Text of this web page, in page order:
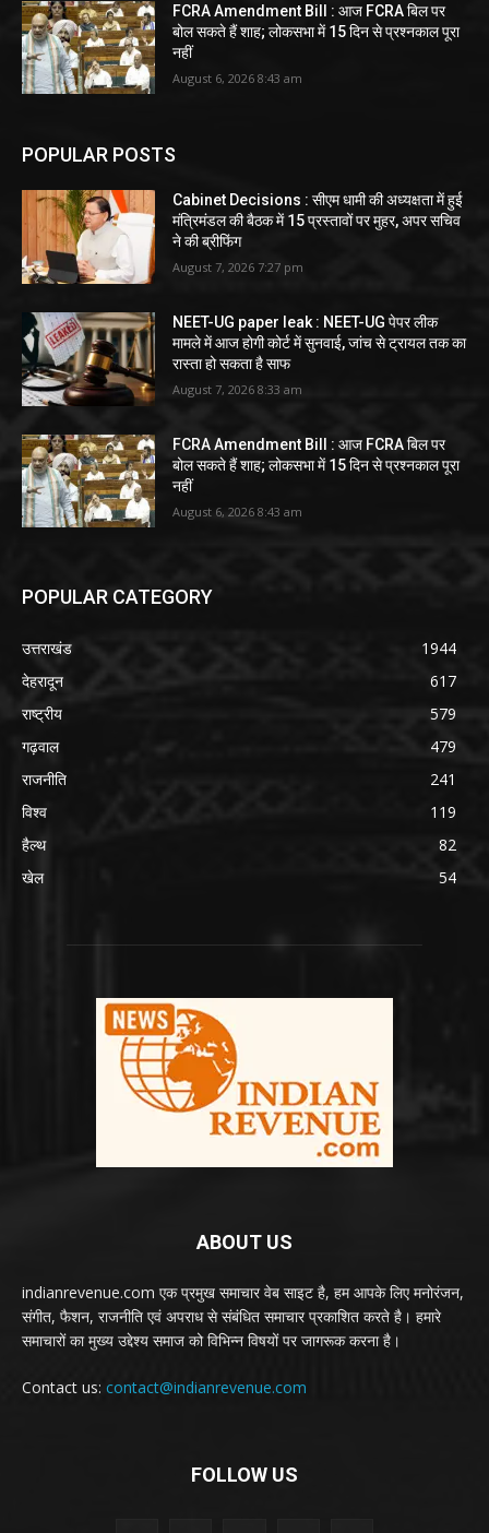
FCRA Amendment Bill : आज FCRA बिल पर
बोल सकते हैं शाह; लोकसभा में 15 दिन से प्रश्नकाल पूरा
नहीं
August 6, 2026 8:43 am
POPULAR POSTS
Cabinet Decisions : सीएम धामी की अध्यक्षता में हुई
मंत्रिमंडल की बैठक में 15 प्रस्तावों पर मुहर, अपर सचिव
ने की ब्रीफिंग
August 7, 2026 7:27 pm
NEET-UG paper leak : NEET-UG पेपर लीक
मामले में आज होगी कोर्ट में सुनवाई, जांच से ट्रायल तक का
रास्ता हो सकता है साफ
August 7, 2026 8:33 am
FCRA Amendment Bill : आज FCRA बिल पर
बोल सकते हैं शाह; लोकसभा में 15 दिन से प्रश्नकाल पूरा
नहीं
August 6, 2026 8:43 am
POPULAR CATEGORY
उत्तराखंड
1944
देहरादून
617
राष्ट्रीय
579
गढ़वाल
479
राजनीति
241
विश्व
119
हैल्थ
82
खेल
54
ABOUT US
indianrevenue.com एक प्रमुख समाचार वेब साइट है, हम आपके लिए मनोरंजन,
संगीत, फैशन, राजनीति एवं अपराध से संबंधित समाचार प्रकाशित करते है। हमारे
समाचारों का मुख्य उद्देश्य समाज को विभिन्न विषयों पर जागरूक करना है।
Contact us: contact@indianrevenue.com
FOLLOW US